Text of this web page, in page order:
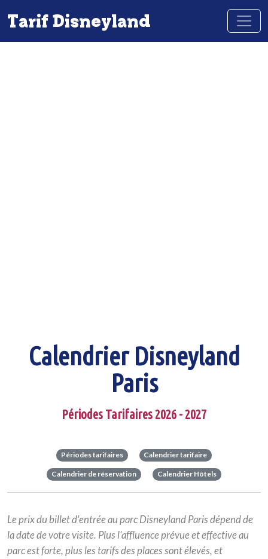
Tarif Disneyland
Calendrier Disneyland
Paris
Périodes Tarifaires 2026 - 2027
Périodes tarifaires Calendrier tarifaire
Calendrier de réservation Calendrier Hôtels
Le prix du billet d'entrée au parc Disneyland Paris dépend de
la date de votre visite. Plusl'affluence prévue et effective au
parcest forte, plus les tarifs des places sont élevés, et